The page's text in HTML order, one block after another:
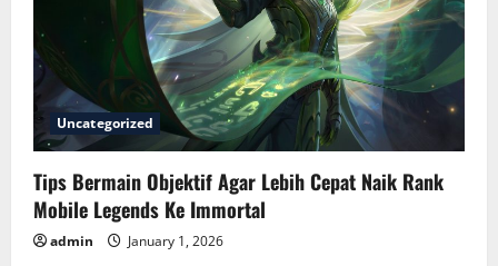
a
t
i
o
n
Uncategorized
Tips Bermain Objektif Agar Lebih Cepat Naik Rank
Mobile Legends Ke Immortal
admin January 1, 2026